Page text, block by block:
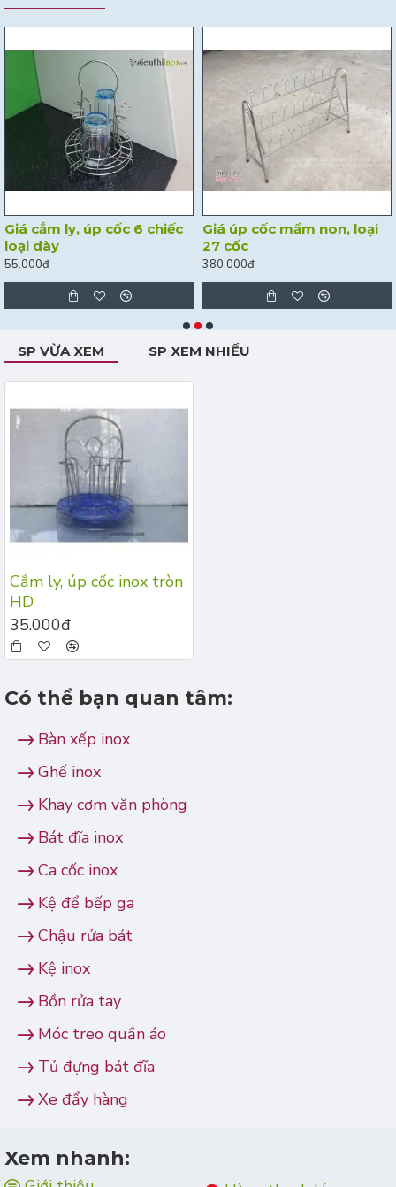
Giá cắm ly, úp cốc 6 chiếc
loại dày
55.000đ
Giá úp cốc mầm non, loại
27 cốc
380.000đ
SP VỪA XEM SP XEM NHIỀU
Cắm ly, úp cốc inox tròn
HD
35.000đ
Có thể bạn quan tâm:
Bàn xếp inox
Ghế inox
Khay cơm văn phòng
Bát đĩa inox
Ca cốc inox
Kệ để bếp ga
Chậu rửa bát
Kệ inox
Bồn rửa tay
Móc treo quần áo
Tủ đựng bát đĩa
Xe đẩy hàng
Xem nhanh: